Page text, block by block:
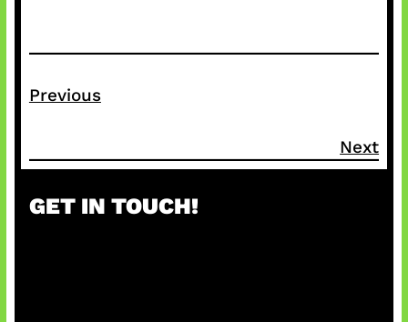
Previous
Next
GET IN TOUCH!